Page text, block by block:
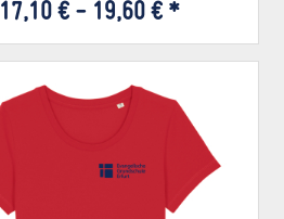
17,10 € - 19,60 € *